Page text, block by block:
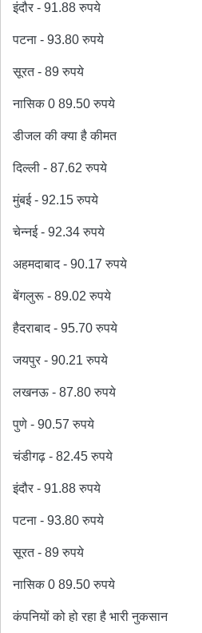
इंदौर - 91.88 रुपये
पटना - 93.80 रुपये
सूरत - 89 रुपये
नासिक 0 89.50 रुपये
डीजल की क्या है कीमत
दिल्ली - 87.62 रुपये
मुंबई - 92.15 रुपये
चेन्नई - 92.34 रुपये
अहमदाबाद - 90.17 रुपये
बेंगलुरू - 89.02 रुपये
हैदराबाद - 95.70 रुपये
जयपुर - 90.21 रुपये
लखनऊ - 87.80 रुपये
पुणे - 90.57 रुपये
चंडीगढ़ - 82.45 रुपये
इंदौर - 91.88 रुपये
पटना - 93.80 रुपये
सूरत - 89 रुपये
नासिक 0 89.50 रुपये
कंपनियों को हो रहा है भारी नुकसान